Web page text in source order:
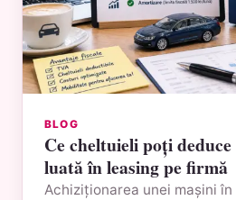
BLOG
Ce cheltuieli poți
luată în leasing pe firmă
Achiziționarea unei mașini